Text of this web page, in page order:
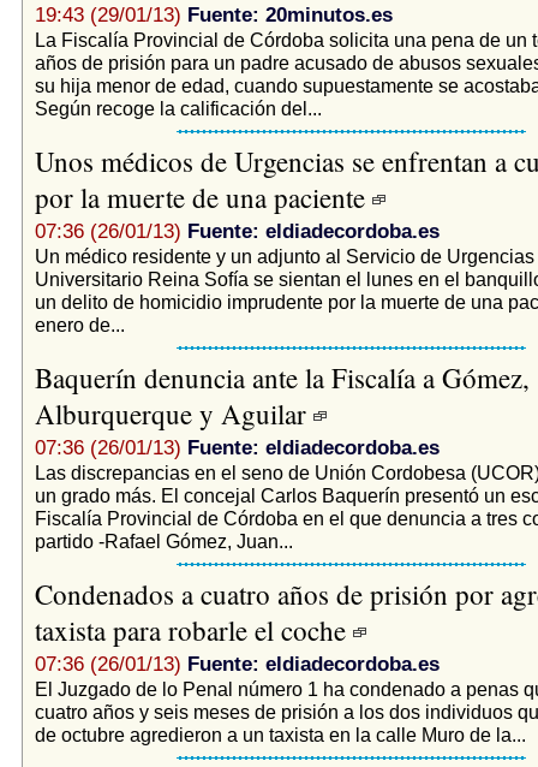
19:43 (29/01/13) Fuente: 20minutos.es
La Fiscalía Provincial de Córdoba solicita una pena de un
años de prisión para un padre acusado de abusos
su hija menor de edad, cuando supuestamente se
Según recoge la calificación del...
Unos médicos de Urgencias se enfrentan a
por la muerte de una paciente
07:36 (26/01/13) Fuente: eldiadecordoba.es
Un médico residente y un adjunto al Servicio de
Universitario Reina Sofía se sientan el lunes en el
un delito de homicidio imprudente por la muerte de una
enero de...
Baquerín denuncia ante la Fiscalía a Gómez,
Alburquerque y Aguilar
07:36 (26/01/13) Fuente: eldiadecordoba.es
Las discrepancias en el seno de Unión Cordobesa
un grado más. El concejal Carlos Baquerín presentó un
Fiscalía Provincial de Córdoba en el que denuncia a tres
partido -Rafael Gómez, Juan...
Condenados a cuatro años de prisión por
taxista para robarle el coche
07:36 (26/01/13) Fuente: eldiadecordoba.es
El Juzgado de lo Penal número 1 ha condenado a penas
cuatro años y seis meses de prisión a los dos individuos
de octubre agredieron a un taxista en la calle Muro de la...